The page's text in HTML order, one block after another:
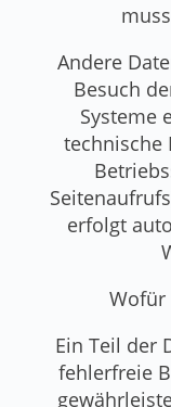
Andere
Besuch
Systeme
technische
erfolgt
Wofür
Ein Teil der
fehlerfreie